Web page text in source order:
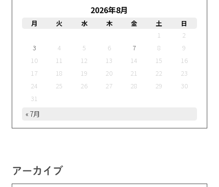
2026年8月
月 火 水 木 金 土
日
1
2
3
4 5 6 7 8
9
10
11 12 13 14 15
16
17
18 19 20 21 22
23
24
25 26 27 28 29
30
31
« 7月
アーカイブ